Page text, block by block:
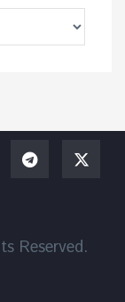
Reserved.